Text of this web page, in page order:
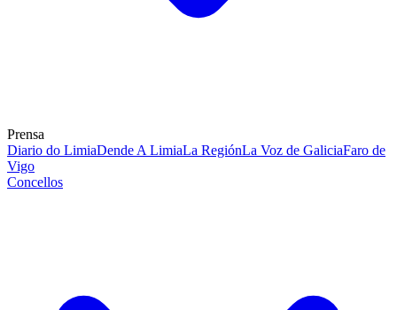
Prensa
Diario do LimiaDende A LimiaLa RegiónLa Voz de GaliciaFaro de
Vigo
Concellos